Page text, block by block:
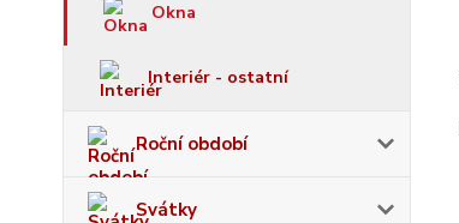
Okna
Interiér - ostatní
Roční období
Svátky